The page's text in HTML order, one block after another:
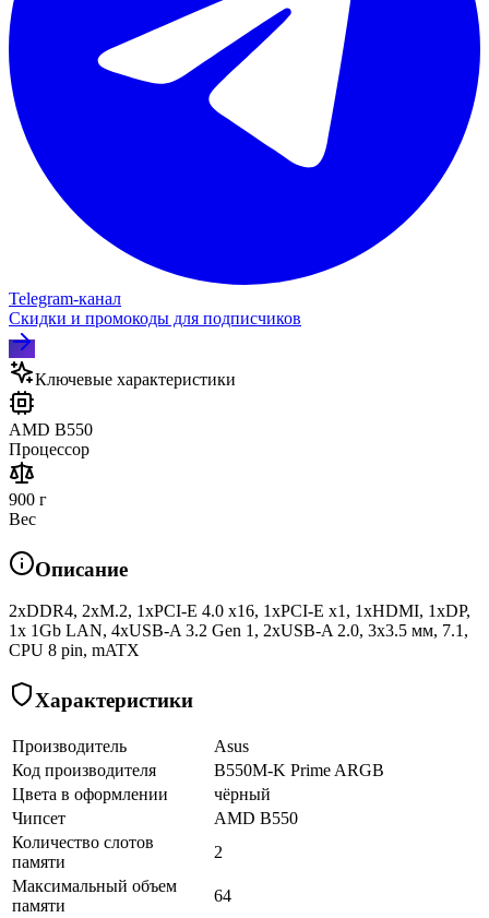
Telegram‑канал
Скидки и промокоды для подписчиков
Ключевые характеристики
AMD B550
Процессор
900 г
Вес
Описание
2xDDR4, 2xM.2, 1xPCI-E 4.0 x16, 1xPCI-E x1, 1xHDMI, 1xDP,
1x 1Gb LAN, 4xUSB-A 3.2 Gen 1, 2xUSB-A 2.0, 3x3.5 мм, 7.1,
CPU 8 pin, mATX
Характеристики
Производитель
Asus
Код производителя
B550M-K Prime ARGB
Цвета в оформлении
чёрный
Чипсет
AMD B550
Количество слотов
памяти
2
Максимальный объем
памяти
64